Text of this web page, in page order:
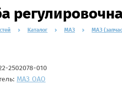
Каталог МАЗ МАЗ
2502078-010
МАЗ ОАО